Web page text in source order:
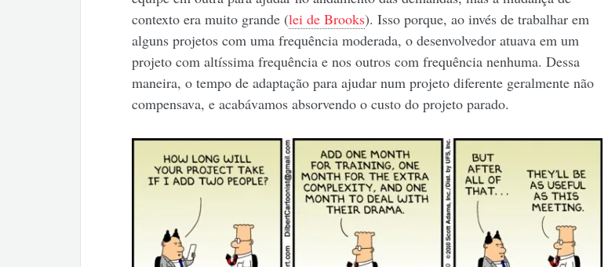
contexto era muito grande (lei de Brooks). Isso porque, ao invés de trabalhar em
alguns projetos com uma frequência moderada, o desenvolvedor atuava em um
projeto com altíssima frequência e nos outros com frequência nenhuma. Dessa
maneira, o tempo de adaptação para ajudar num projeto diferente geralmente não
compensava, e acabávamos absorvendo o custo do projeto parado.